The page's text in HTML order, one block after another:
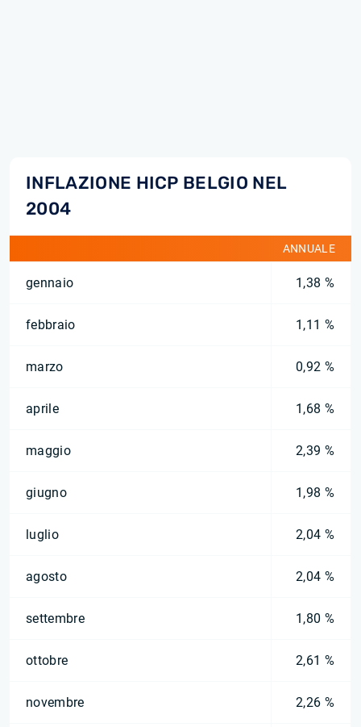
INFLAZIONE HICP BELGIO NEL
2004
ANNUALE
gennaio 1,38 %
febbraio 1,11 %
marzo 0,92 %
aprile 1,68 %
maggio 2,39 %
giugno 1,98 %
luglio 2,04 %
agosto 2,04 %
settembre 1,80 %
ottobre 2,61 %
novembre 2,26 %